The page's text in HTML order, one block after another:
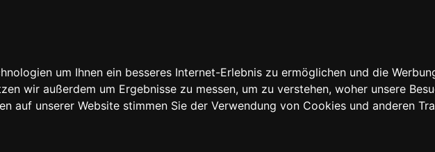
um Ihnen ein besseres Internet-Erlebnis zu ermöglichen und die
wir außerdem um Ergebnisse zu messen, um zu verstehen, woher unsere
auf unserer Website stimmen Sie der Verwendung von Cookies und anderen